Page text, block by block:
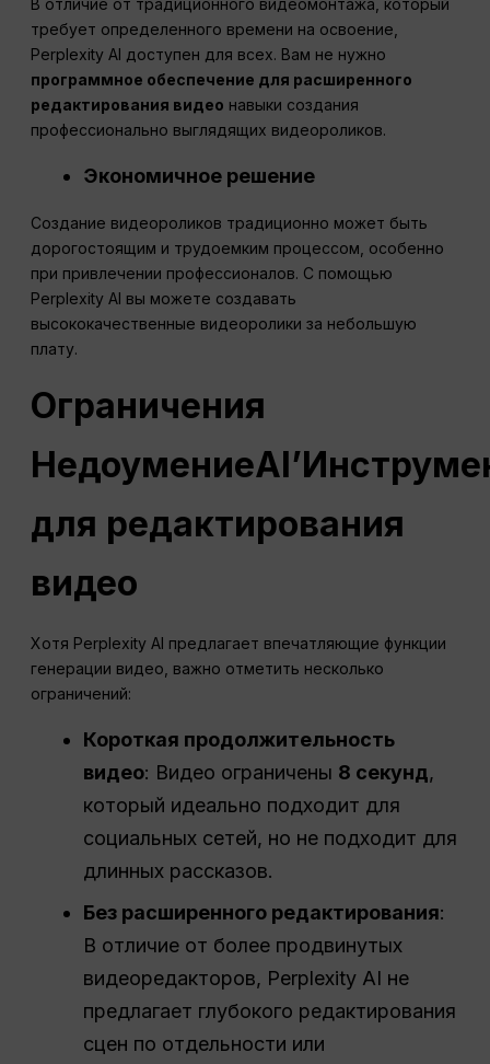
требует определенного времени на освоение,
Perplexity AI доступен для всех. Вам не нужно
программное обеспечение для расширенного
редактирования видео навыки создания
профессионально выглядящих видеороликов.
Экономичное решение
Создание видеороликов традиционно может быть
дорогостоящим и трудоемким процессом, особенно
при привлечении профессионалов. С помощью
Perplexity AI вы можете создавать
высококачественные видеоролики за небольшую
плату.
Ограничения
НедоумениеAI
для редактирования
видео
Хотя Perplexity AI предлагает впечатляющие функции
генерации видео, важно отметить несколько
ограничений:
Короткая продолжительность
видео: Видео ограничены 8 секунд,
который идеально подходит для
социальных сетей, но не подходит для
длинных рассказов.
Без расширенного редактирования:
В отличие от более продвинутых
видеоредакторов, Perplexity AI не
предлагает глубокого редактирования
сцен по отдельности или